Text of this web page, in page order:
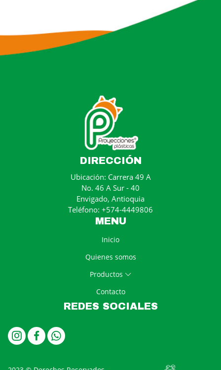
DIRECCIÓN
Ubicación: Carrera 49 A
No. 46 A Sur - 40
Envigado, Antioquia
Teléfono: +574-4449806
MENU
Inicio
Quienes somos
Productos
Contacto
REDES SOCIALES